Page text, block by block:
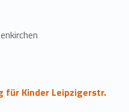
für Kinder Leipzigerstr.